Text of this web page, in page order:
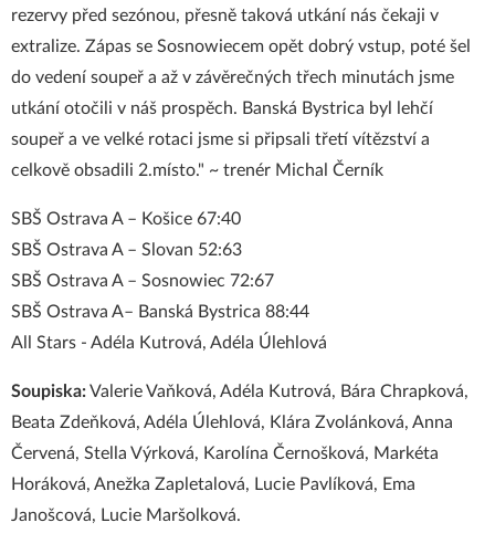
rezervy před sezónou, přesně taková utkání nás čekaji v
extralize. Zápas se Sosnowiecem opět dobrý vstup, poté šel
do vedení soupeř a až v závěrečných třech minutách jsme
utkání otočili v náš prospěch. Banská Bystrica byl lehčí
soupeř a ve velké rotaci jsme si připsali třetí vítězství a
celkově obsadili 2.místo." ~ trenér Michal Černík
SBŠ Ostrava A – Košice 67:40
SBŠ Ostrava A – Slovan 52:63
SBŠ Ostrava A – Sosnowiec 72:67
SBŠ Ostrava A– Banská Bystrica 88:44
All Stars - Adéla Kutrová, Adéla Úlehlová
Soupiska:Valerie Vaňková, Adéla Kutrová, Bára Chrapková,
Beata Zdeňková, Adéla Úlehlová, Klára Zvolánková, Anna
Červená, Stella Výrková, Karolína Černošková, Markéta
Horáková, Anežka Zapletalová, Lucie Pavlíková, Ema
Janošcová, Lucie Maršolková.